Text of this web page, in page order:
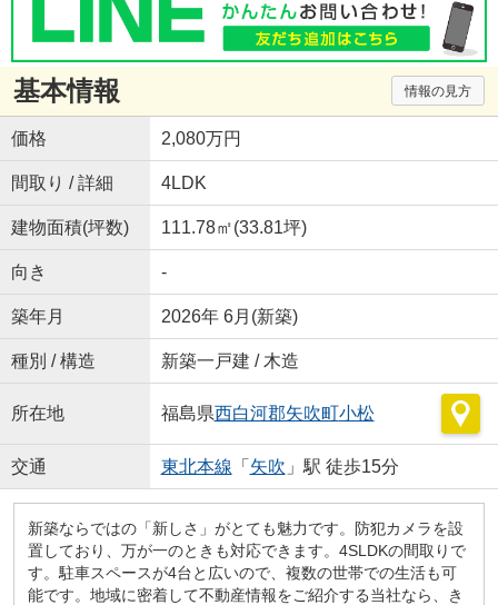
基本情報 情報の見方
価格 2,080万円
間取り / 詳細 4LDK
建物面積(坪数) 111.78㎡(33.81坪)
向き -
築年月 2026年 6月(新築)
種別 / 構造 新築一戸建 / 木造
所在地 福島県西白河郡矢吹町小松
交通 東北本線 「 矢吹 」駅 徒歩15分
新築ならではの「新しさ」がとても魅力です。防犯カメラを設
置しており、万が一のときも対応できます。4SLDKの間取りで
す。駐車スペースが4台と広いので、複数の世帯での生活も可
能です。地域に密着して不動産情報をご紹介する当社なら、き